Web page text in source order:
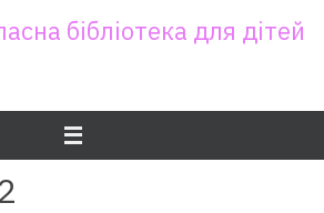
бібліотека для дітей